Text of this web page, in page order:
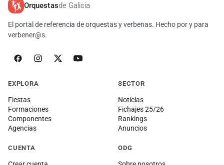
Orquestasde Galicia
El portal de referencia de orquestas y verbenas. Hecho por y para
verbener@s.
EXPLORA
Fiestas
Formaciones
Componentes
Agencias
SECTOR
Noticias
Fichajes 25/26
Rankings
Anuncios
CUENTA ODG